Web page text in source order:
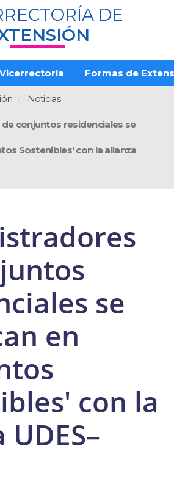
DE
Vicerrectoría Formas de
Noticias
conjuntos residenciales se
Sostenibles' con la alianza
se
en
con la